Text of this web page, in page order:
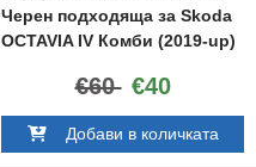
Черен подходяща за Skoda
OCTAVIA IV Комби (2019-up)
€60 €40
Добави в количката